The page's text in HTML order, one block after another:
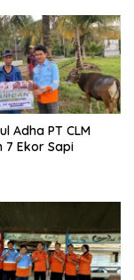
Adha PT CLM
7 Ekor Sapi